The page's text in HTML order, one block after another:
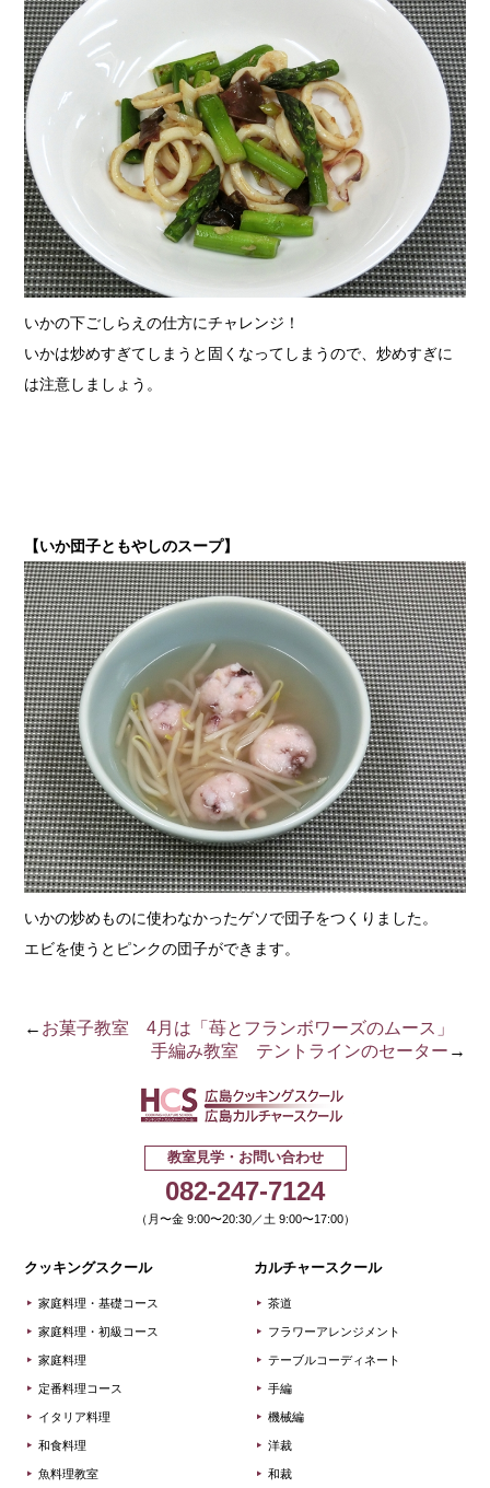
いかの下ごしらえの仕方にチャレンジ！
いかは炒めすぎてしまうと固くなってしまうので、炒めすぎに
は注意しましょう。
【いか団子ともやしのスープ】
いかの炒めものに使わなかったゲソで団子をつくりました。
エビを使うとピンクの団子ができます。
← お菓子教室 4月は「苺とフランボワーズのムース」
手編み教室 テントラインのセーター →
教室見学・お問い合わせ
082-247-7124
（月〜金 9:00〜20:30／土 9:00〜17:00）
クッキングスクール
家庭料理・基礎コース
家庭料理・初級コース
家庭料理
定番料理コース
イタリア料理
和食料理
魚料理教室
カルチャースクール
茶道
フラワーアレンジメント
テーブルコーディネート
手編
機械編
洋裁
和裁